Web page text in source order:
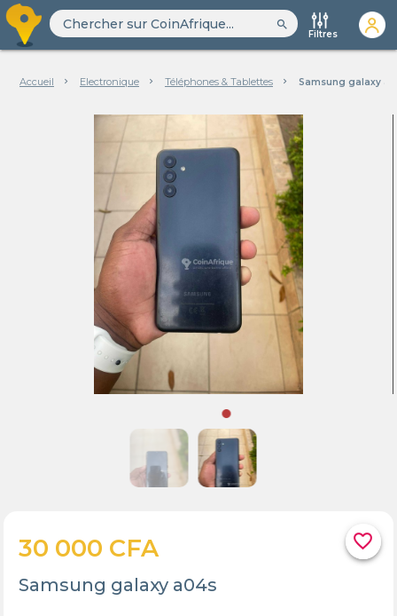
search
Filtres
Accueil Electronique Téléphones & Tablettes Samsung galaxy
favorite_border
30 000 CFA
Samsung galaxy a04s